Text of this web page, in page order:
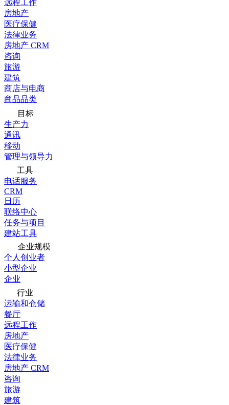
远程工作
房地产
医疗保健
法律业务
房地产 CRM
咨询
旅游
建筑
商店与电商
商品品类
目标
生产力
通讯
移动
管理与领导力
工具
电话服务
CRM
日历
联络中心
任务与项目
建站工具
企业规模
个人创业者
小型企业
企业
行业
运输和仓储
餐厅
远程工作
房地产
医疗保健
法律业务
房地产 CRM
咨询
旅游
建筑